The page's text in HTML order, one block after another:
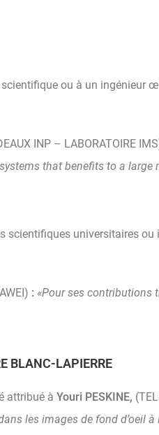
ou à un ingénieur
INP – LABORATOIRE
that benefits to a
scientifiques universitaires
: «Pour ses contributions
BLANC-LAPIERRE
attribué à Youri PESKINE,
les images de fond d’oeil à